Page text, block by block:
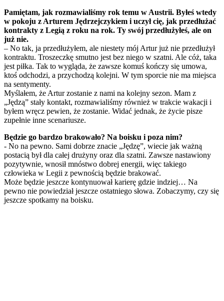
Pamiętam, jak rozmawialiśmy rok temu w Austrii. Byłeś wtedy
w pokoju z Arturem Jędrzejczykiem i uczył cię, jak przedłużać
kontrakty z Legią z roku na rok. Ty swój przedłużyłeś, ale on
już nie.
– No tak, ja przedłużyłem, ale niestety mój Artur już nie przedłużył
kontraktu. Troszeczkę smutno jest bez niego w szatni. Ale cóż, taka
jest piłka. Tak to wygląda, że zawsze komuś kończy się umowa,
ktoś odchodzi, a przychodzą kolejni. W tym sporcie nie ma miejsca
na sentymenty.
Myślałem, że Artur zostanie z nami na kolejny sezon. Mam z
„Jędzą” stały kontakt, rozmawialiśmy również w trakcie wakacji i
byłem wręcz pewien, że zostanie. Widać jednak, że życie pisze
zupełnie inne scenariusze.
Będzie go bardzo brakowało? Na boisku i poza nim?
- No na pewno. Sami dobrze znacie „Jędzę”, wiecie jak ważną
postacią był dla całej drużyny oraz dla szatni. Zawsze nastawiony
pozytywnie, wnosił mnóstwo dobrej energii, więc takiego
człowieka w Legii z pewnością będzie brakować.
Może będzie jeszcze kontynuował karierę gdzie indziej… Na
pewno nie powiedział jeszcze ostatniego słowa. Zobaczymy, czy się
jeszcze spotkamy na boisku.